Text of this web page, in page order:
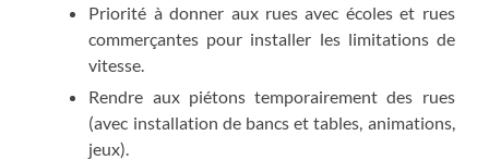
Priorité à donner aux rues avec écoles et rues
commerçantes pour installer les limitations de
vitesse.
Rendre aux piétons temporairement des rues
(avec installation de bancs et tables, animations,
jeux).